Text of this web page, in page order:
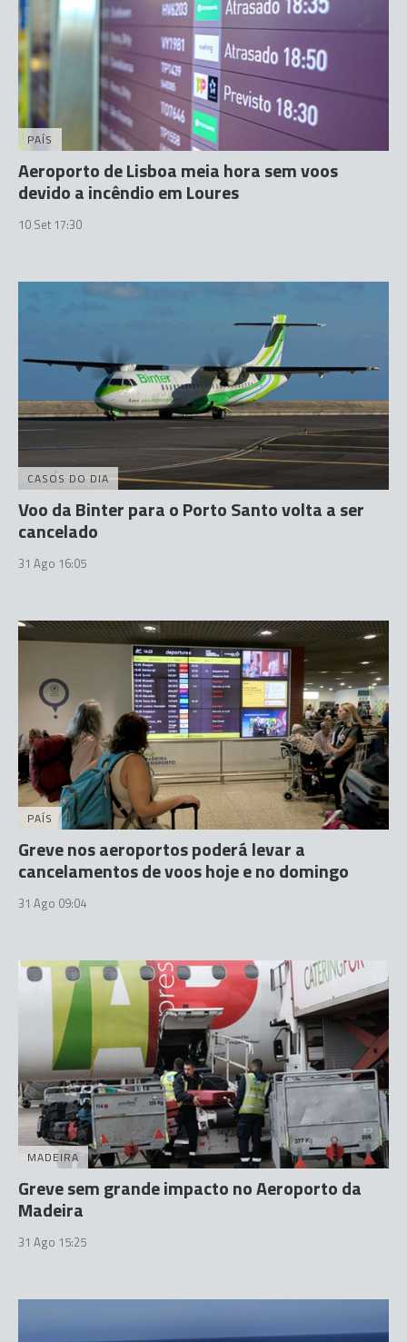
PAÍS
Aeroporto de Lisboa meia hora sem voos
devido a incêndio em Loures
10 Set 17:30
CASOS DO DIA
Voo da Binter para o Porto Santo volta a ser
cancelado
31 Ago 16:05
PAÍS
Greve nos aeroportos poderá levar a
cancelamentos de voos hoje e no domingo
31 Ago 09:04
MADEIRA
Greve sem grande impacto no Aeroporto da
Madeira
31 Ago 15:25